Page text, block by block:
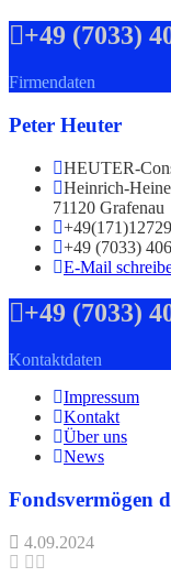
+49 (7033)
Firmendaten
Peter Heuter
HEUTER-
Heinrich-
71120 Grafenau
+49 (7033)
E-Mail
+49 (7033)
Kontaktdaten
Impressum
Kontakt
Über uns
News
Fondsvermögen
4.09.2024